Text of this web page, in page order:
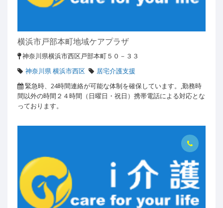
横浜市戸部本町地域ケアプラザ
神奈川県横浜市西区戸部本町５０－３３
神奈川県 横浜市西区
居宅介護支援
緊急時、24時間連絡が可能な体制を確保しています。,勤務時
間以外の時間２４時間（日曜日・祝日）携帯電話による対応とな
っております。